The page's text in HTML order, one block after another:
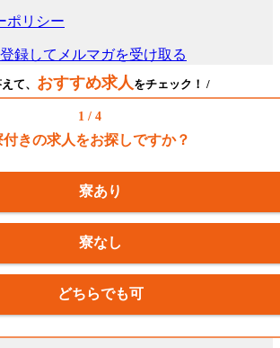
ポリシー
て、 おすすめ求人をチェック！ /
1 / 4
付きの求人をお探しですか？
寮あり
寮なし
どちらでも可